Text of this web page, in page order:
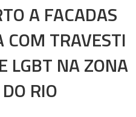
A FACADAS
COM TRAVESTI
LGBT NA ZONA
RIO